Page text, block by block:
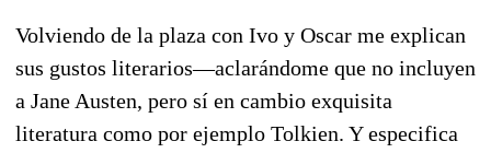
Volviendo de la plaza con Ivo y Oscar me explican
sus gustos literarios—aclarándome que no incluyen
a Jane Austen, pero sí en cambio exquisita
literatura como por ejemplo Tolkien. Y especifica